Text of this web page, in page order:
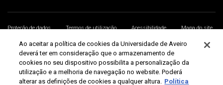
Proteção de dados Termos de utilização Acessibilidade
Mapa do site
Universidade de Aveiro 2026
Ao aceitar a política de cookies da Universidade de Aveiro
deverá ter em consideração que o armazenamento de
cookies no seu dispositivo possibilita a personalização da
utilização e a melhoria de navegação no website. Poderá
alterar as definições de cookies a qualquer altura. Política